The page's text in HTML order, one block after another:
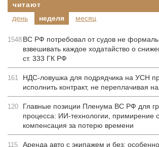
читают
день
неделя месяц
1548 ВС РФ потребовал от судов не
взвешивать каждое ходатайство о
ст. 333 ГК РФ
161
НДС-ловушка для подрядчика на УСН
исполнить контракт, не переплачивая
120
Главные позиции Пленума ВС РФ для
процесса: ИИ-технологии, примирение
компенсация за потерю времени
115
Аренда авто с экипажем и без: